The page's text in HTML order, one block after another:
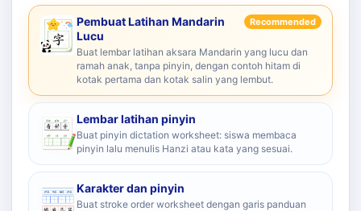
Pembuat Latihan Mandarin
Lucu
Recommended
Buat lembar latihan aksara Mandarin yang lucu dan
ramah anak, tanpa pinyin, dengan contoh hitam di
kotak pertama dan kotak salin yang lembut.
Lembar latihan pinyin
Buat pinyin dictation worksheet: siswa membaca
pinyin lalu menulis Hanzi atau kata yang sesuai.
Karakter dan pinyin
Buat stroke order worksheet dengan garis panduan